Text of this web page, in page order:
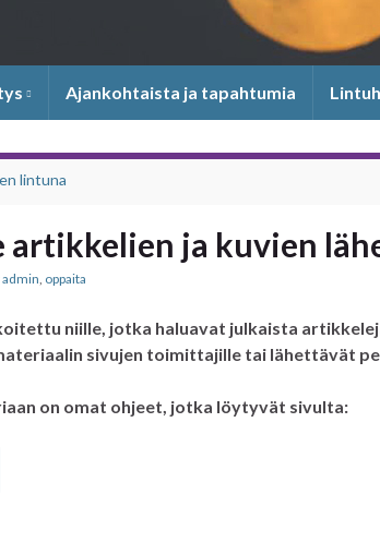
Ajankohtaista ja tapahtumia
lintuna
artikkelien ja kuvien
admin, oppaita
niille, jotka haluavat julkaista
sivujen toimittajille tai lähettävät
on omat ohjeet, jotka löytyvät sivulta: